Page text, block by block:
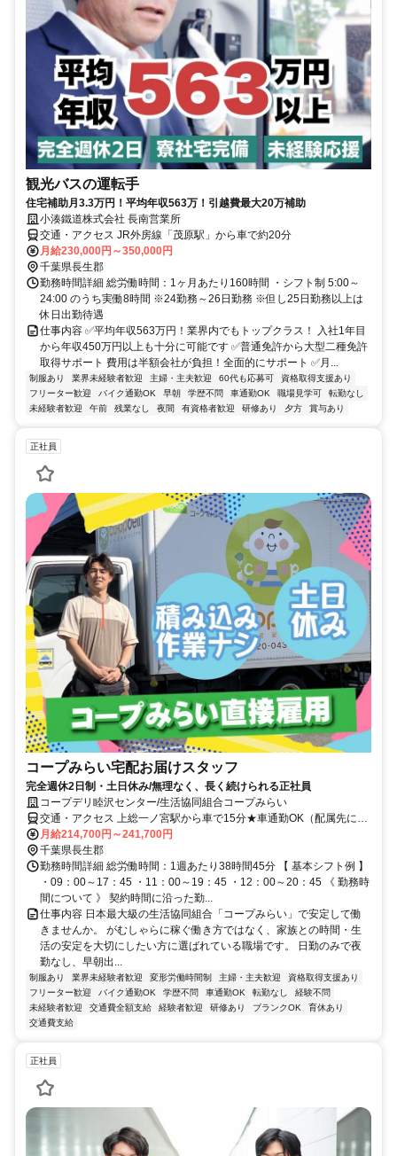
観光バスの運転手
住宅補助月3.3万円！平均年収563万！引越費最大20万補助
小湊鐵道株式会社 長南営業所
交通・アクセス JR外房線「茂原駅」から車で約20分
月給230,000円～350,000円
千葉県長生郡
勤務時間詳細 総労働時間：1ヶ月あたり160時間 ・シフト制 5:00～
24:00 のうち実働8時間 ※24勤務～26日勤務 ※但し25日勤務以上は
休日出勤待遇
仕事内容 ✅平均年収563万円！業界内でもトップクラス！ 入社1年目
から年収450万円以上も十分に可能です ✅普通免許から大型二種免許
取得サポート 費用は半額会社が負担！全面的にサポート ✅月...
制服あり 業界未経験者歓迎 主婦・主夫歓迎 60代も応募可
資格取得支援あり
フリーター歓迎
バイク通勤OK 早朝 学歴不問 車通勤OK 職場見学可
転勤なし
未経験者歓迎
午前 残業なし 夜間 有資格者歓迎 研修あり 夕方 賞与あり
正社員
コープみらい宅配お届けスタッフ
完全週休2日制・土日休み/無理なく、長く続けられる正社員
コープデリ睦沢センター/生活協同組合コープみらい
交通・アクセス 上総一ノ宮駅から車で15分★車通勤OK（配属先によ
る）※配属先は、入職時期や各センターの人員状況を踏まえ、本人の
希望を考慮した上で、募集場所を含む通勤可能な範囲のセンターから
決定します。
月給214,700円～241,700円
千葉県長生郡
勤務時間詳細 総労働時間：1週あたり38時間45分 【 基本シフト例 】
・09：00～17：45 ・11：00～19：45 ・12：00～20：45 《 勤務時
間について 》 契約時間に沿った勤...
仕事内容 日本最大級の生活協同組合「コープみらい」で安定して働
きませんか。 がむしゃらに稼ぐ働き方ではなく、家族との時間・生
活の安定を大切にしたい方に選ばれている職場です。 日勤のみで夜
勤なし、早朝出...
制服あり 業界未経験者歓迎 変形労働時間制 主婦・主夫歓迎
資格取得支援あり
フリーター歓迎
バイク通勤OK 学歴不問 車通勤OK 転勤なし
経験不問
未経験者歓迎
交通費全額支給 経験者歓迎 研修あり ブランクOK
育休あり
交通費支給
正社員